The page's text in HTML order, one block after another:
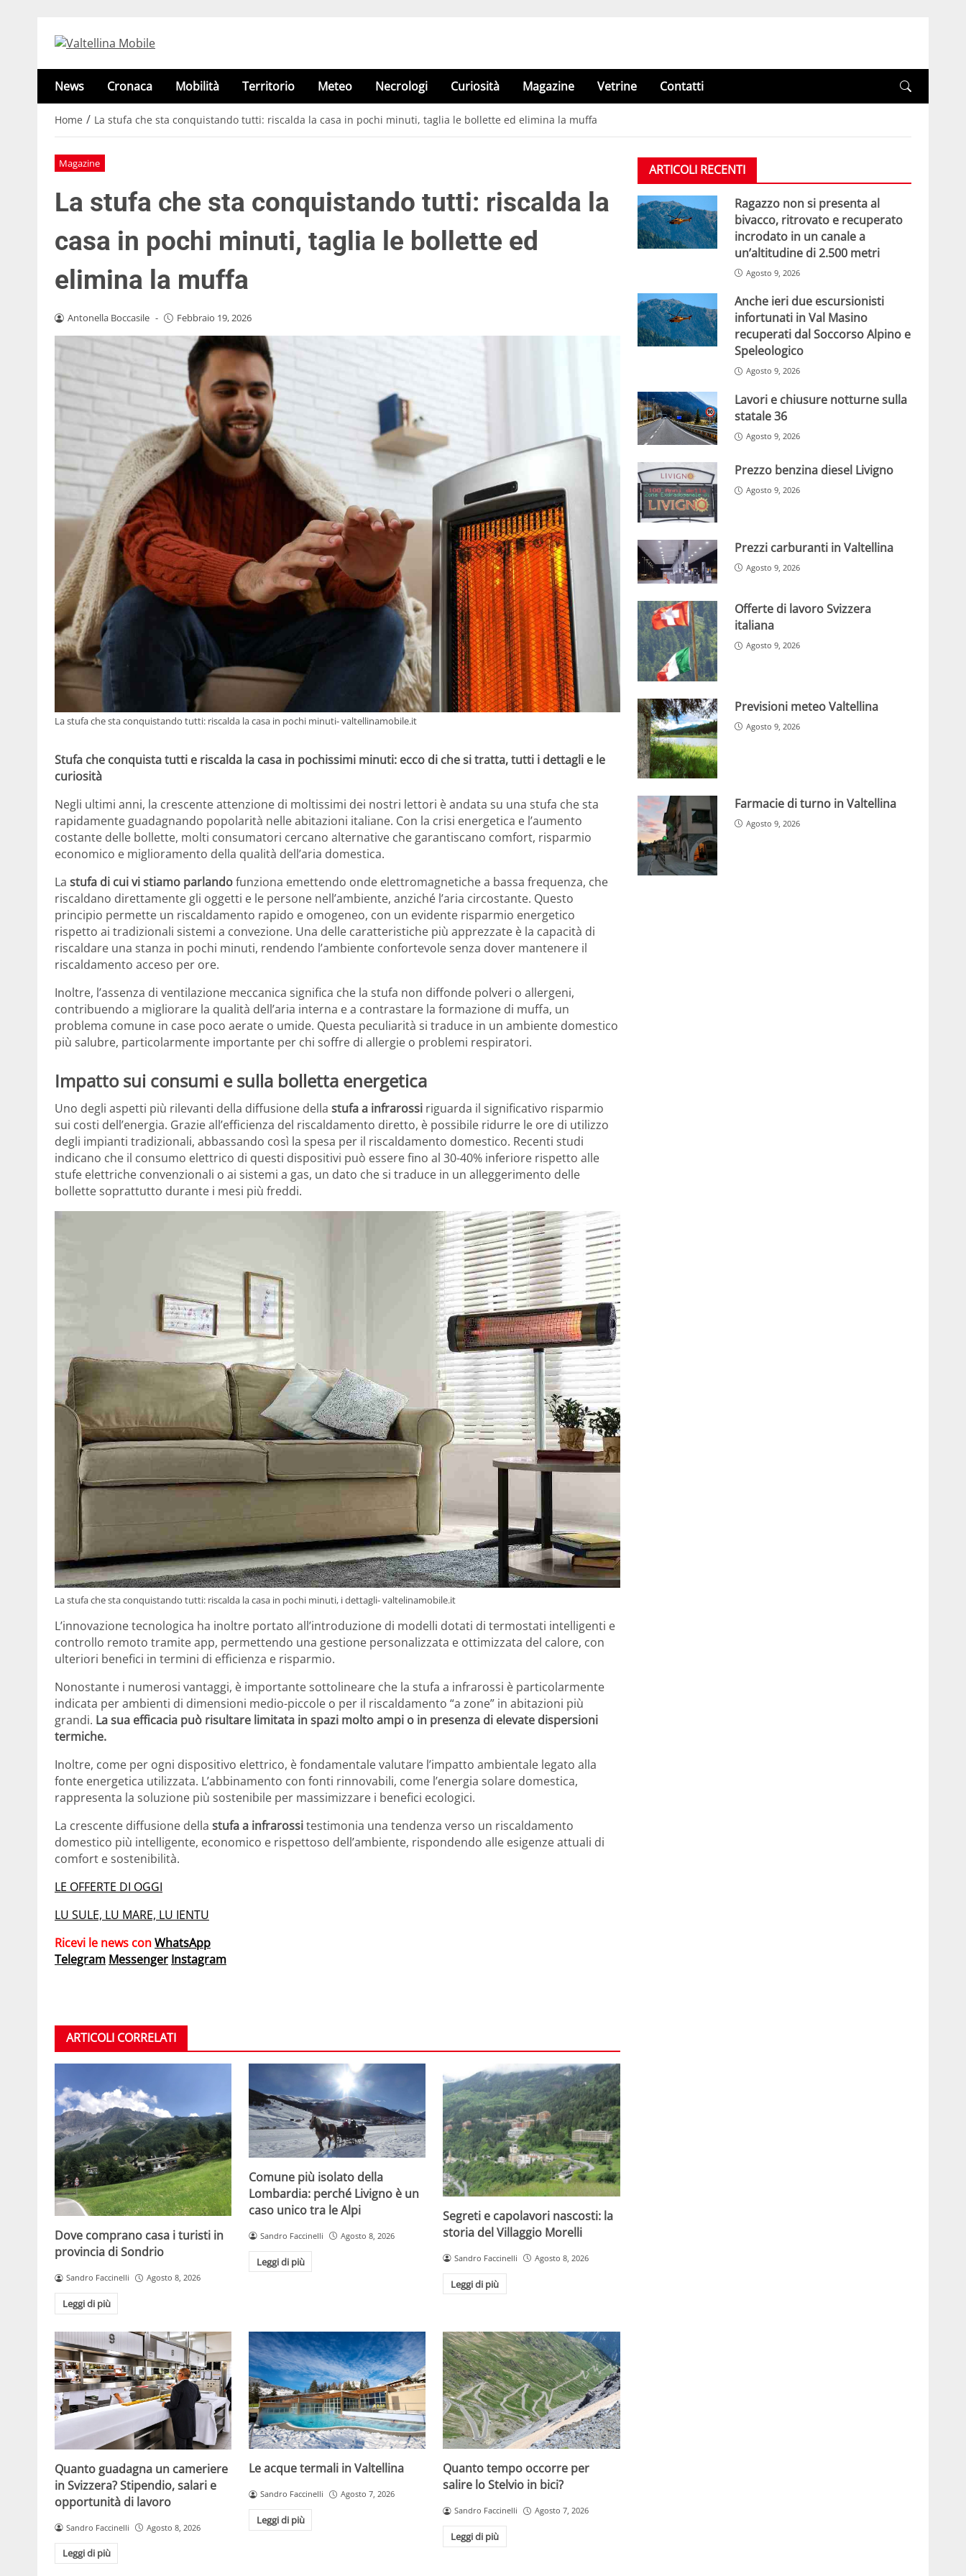
News Cronaca Mobilità Territorio Meteo Necrologi Curiosità Magazine Vetrine Contatti
Home / La stufa che sta conquistando tutti: riscalda la casa in pochi minuti, taglia le bollette ed elimina la muffa
Magazine
La stufa che sta conquistando tutti: riscalda la
casa in pochi minuti, taglia le bollette ed
elimina la muffa
Antonella Boccasile - Febbraio 19, 2026
La stufa che sta conquistando tutti: riscalda la casa in pochi minuti- valtellinamobile.it
Stufa che conquista tutti e riscalda la casa in pochissimi minuti: ecco di che si tratta, tutti i dettagli e le
curiosità
Negli ultimi anni, la crescente attenzione di moltissimi dei nostri lettori è andata su una stufa che sta
rapidamente guadagnando popolarità nelle abitazioni italiane. Con la crisi energetica e l’aumento
costante delle bollette, molti consumatori cercano alternative che garantiscano comfort, risparmio
economico e miglioramento della qualità dell’aria domestica.
La stufa di cui vi stiamo parlandofunziona emettendo onde elettromagnetiche a bassa frequenza, che
riscaldano direttamente gli oggetti e le persone nell’ambiente, anziché l’aria circostante. Questo
principio permette un riscaldamento rapido e omogeneo, con un evidente risparmio energetico
rispetto ai tradizionali sistemi a convezione. Una delle caratteristiche più apprezzate è la capacità di
riscaldare una stanza in pochi minuti, rendendo l’ambiente confortevole senza dover mantenere il
riscaldamento acceso per ore.
Inoltre, l’assenza di ventilazione meccanica significa che la stufa non diffonde polveri o allergeni,
contribuendo a migliorare la qualità dell’aria interna e a contrastare la formazione di muffa, un
problema comune in case poco aerate o umide. Questa peculiarità si traduce in un ambiente domestico
più salubre, particolarmente importante per chi soffre di allergie o problemi respiratori.
Impatto sui consumi e sulla bolletta energetica
Uno degli aspetti più rilevanti della diffusione della stufa a infrarossi riguarda il significativo risparmio
sui costi dell’energia. Grazie all’efficienza del riscaldamento diretto, è possibile ridurre le ore di utilizzo
degli impianti tradizionali, abbassando così la spesa per il riscaldamento domestico. Recenti studi
indicano che il consumo elettrico di questi dispositivi può essere fino al 30-40% inferiore rispetto alle
stufe elettriche convenzionali o ai sistemi a gas, un dato che si traduce in un alleggerimento delle
bollette soprattutto durante i mesi più freddi.
La stufa che sta conquistando tutti: riscalda la casa in pochi minuti, i dettagli- valtelinamobile.it
L’innovazione tecnologica ha inoltre portato all’introduzione di modelli dotati di termostati intelligenti e
controllo remoto tramite app, permettendo una gestione personalizzata e ottimizzata del calore, con
ulteriori benefici in termini di efficienza e risparmio.
Nonostante i numerosi vantaggi, è importante sottolineare che la stufa a infrarossi è particolarmente
indicata per ambienti di dimensioni medio-piccole o per il riscaldamento “a zone” in abitazioni più
grandi. La sua efficacia può risultare limitata in spazi molto ampi o in presenza di elevate dispersioni
termiche.
Inoltre, come per ogni dispositivo elettrico, è fondamentale valutare l’impatto ambientale legato alla
fonte energetica utilizzata. L’abbinamento con fonti rinnovabili, come l’energia solare domestica,
rappresenta la soluzione più sostenibile per massimizzare i benefici ecologici.
La crescente diffusione della stufa a infrarossitestimonia una tendenza verso un riscaldamento
domestico più intelligente, economico e rispettoso dell’ambiente, rispondendo alle esigenze attuali di
comfort e sostenibilità.
LE OFFERTE DI OGGI
LU SULE, LU MARE, LU IENTU
Ricevi le news conWhatsApp
Telegram Messenger Instagram
ARTICOLI CORRELATI
Dove comprano casa i turisti in
provincia di Sondrio
Sandro Faccinelli Agosto 8, 2026
Leggi di più
Comune più isolato della
Lombardia: perché Livigno è un
caso unico tra le Alpi
Sandro Faccinelli Agosto 8, 2026
Leggi di più
Segreti e capolavori nascosti: la
storia del Villaggio Morelli
Sandro Faccinelli Agosto 8, 2026
Leggi di più
Quanto guadagna un cameriere
in Svizzera? Stipendio, salari e
opportunità di lavoro
Sandro Faccinelli Agosto 8, 2026
Leggi di più
Le acque termali in Valtellina
Sandro Faccinelli Agosto 7, 2026
Leggi di più
Quanto tempo occorre per
salire lo Stelvio in bici?
Sandro Faccinelli Agosto 7, 2026
Leggi di più
ARTICOLI RECENTI
Ragazzo non si presenta al
bivacco, ritrovato e recuperato
incrodato in un canale a
un’altitudine di 2.500 metri
Agosto 9, 2026
Anche ieri due escursionisti
infortunati in Val Masino
recuperati dal Soccorso Alpino e
Speleologico
Agosto 9, 2026
Lavori e chiusure notturne sulla
statale 36
Agosto 9, 2026
Prezzo benzina diesel Livigno
Agosto 9, 2026
Prezzi carburanti in Valtellina
Agosto 9, 2026
Offerte di lavoro Svizzera
italiana
Agosto 9, 2026
Previsioni meteo Valtellina
Agosto 9, 2026
Farmacie di turno in Valtellina
Agosto 9, 2026